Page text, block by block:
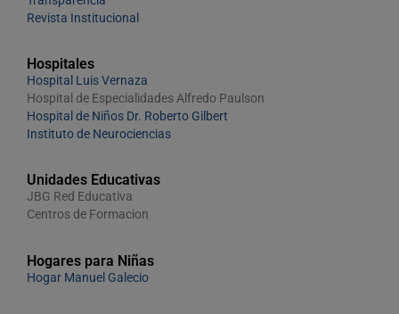
Revista Institucional
Hospitales
Hospital Luis Vernaza
Hospital de Especialidades Alfredo Paulson
Hospital de Niños Dr. Roberto Gilbert
Instituto de Neurociencias
Unidades Educativas
JBG Red Educativa
Centros de Formacion
Hogares para Niñas
Hogar Manuel Galecio